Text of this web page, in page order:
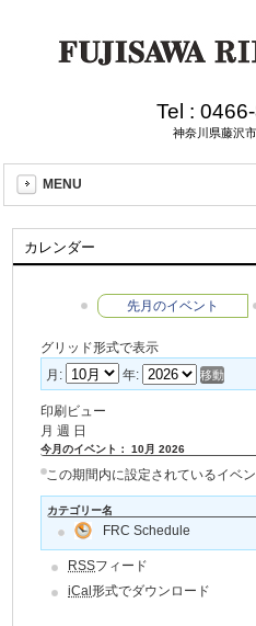
Tel :
神奈川県藤沢
MENU
カレンダー
先月のイベント
グリッド形式で表示
月:
年:
印刷ビュー
月週 日
今月のイベント： 10月 2026
この期間内に設定されているイベ
カテゴリー名
FRC Schedule
RSSフィード
iCal形式でダウンロード